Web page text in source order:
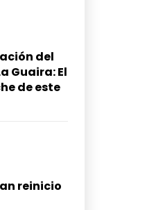
del
Guaira: El
de este
reinicio